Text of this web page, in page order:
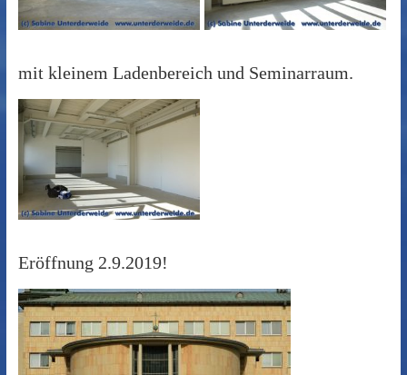
mit kleinem Ladenbereich und Seminarraum.
Eröffnung 2.9.2019!